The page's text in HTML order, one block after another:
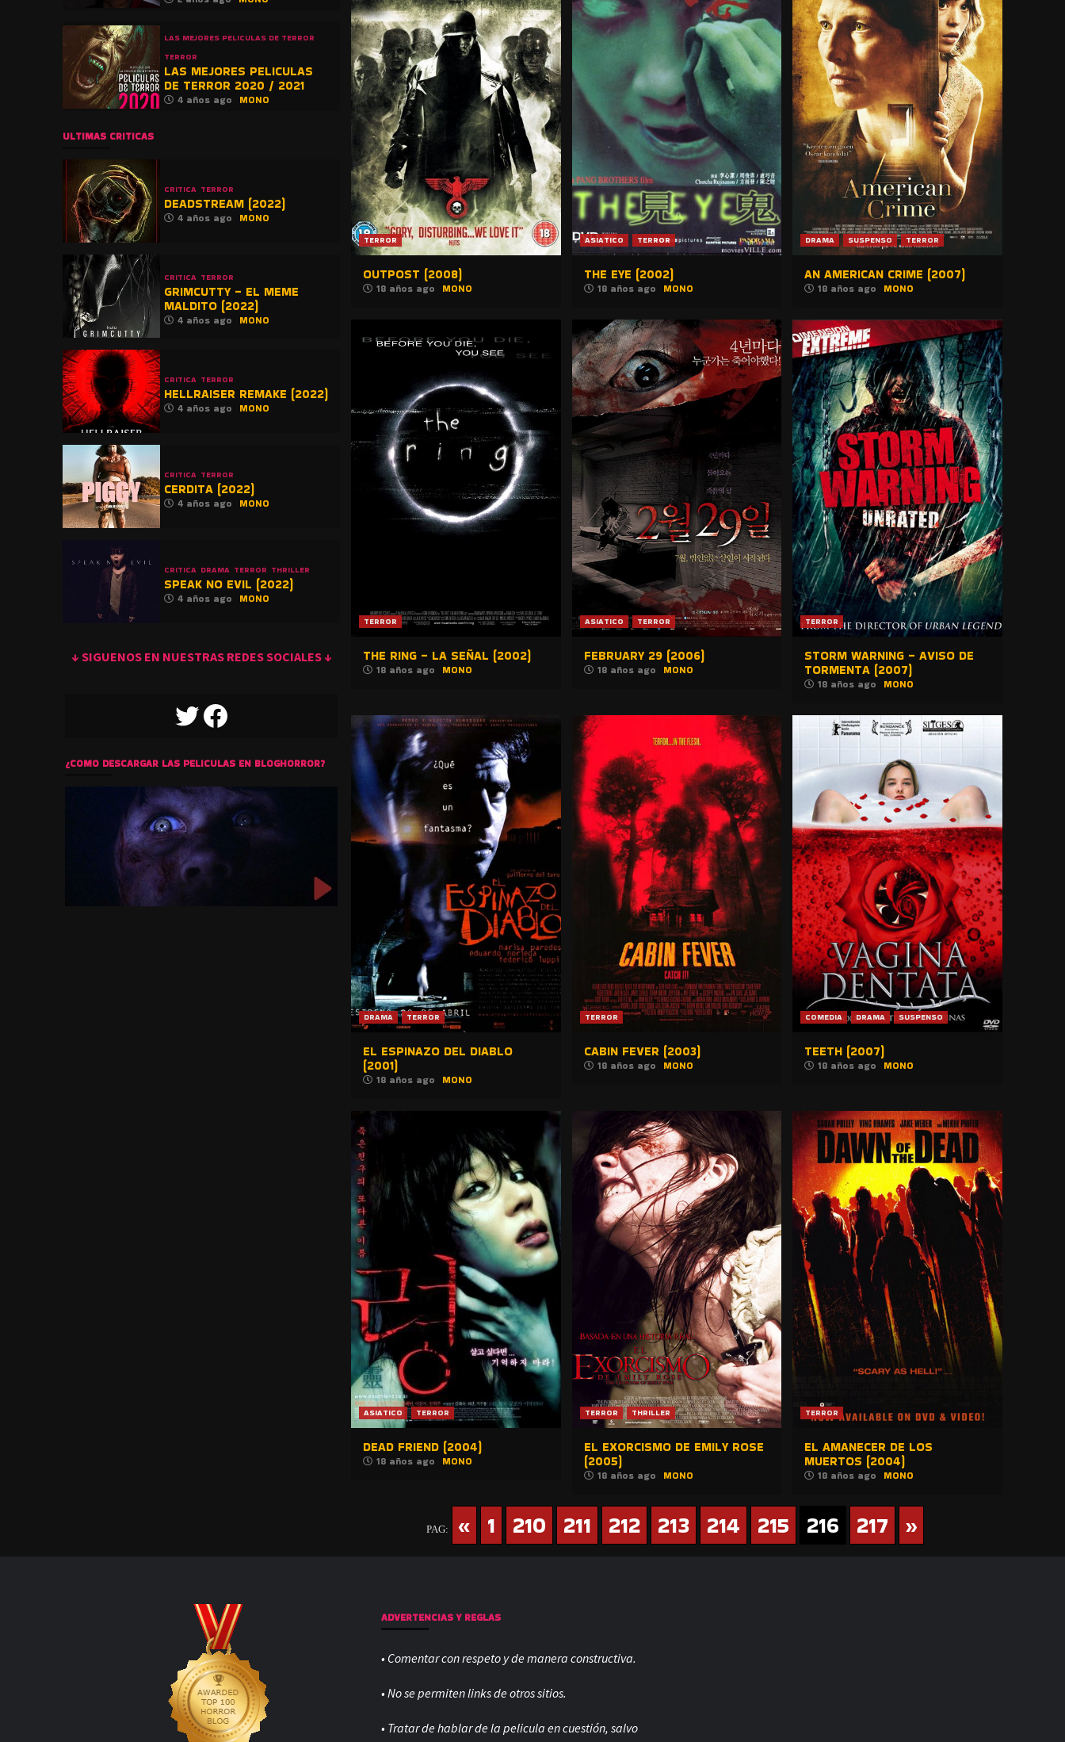
TERROR
OUTPOST (2008)
18 años ago MONO
ASIATICO TERROR
THE EYE (2002)
18 años ago MONO
DRAMA SUSPENSO TERROR
AN AMERICAN CRIME (2007)
18 años ago MONO
TERROR
THE RING – LA SEÑAL (2002)
18 años ago MONO
ASIATICO TERROR
FEBRUARY 29 (2006)
18 años ago MONO
TERROR
STORM WARNING – AVISO DE
TORMENTA (2007)
18 años ago MONO
DRAMA TERROR
EL ESPINAZO DEL DIABLO
(2001)
18 años ago MONO
TERROR
CABIN FEVER (2003)
18 años ago MONO
COMEDIA DRAMA SUSPENSO
TEETH (2007)
18 años ago MONO
ASIATICO TERROR
DEAD FRIEND (2004)
18 años ago MONO
TERROR THRILLER
EL EXORCISMO DE EMILY ROSE
(2005)
18 años ago MONO
TERROR
EL AMANECER DE LOS
MUERTOS (2004)
18 años ago MONO
PAG: « 1 210 211 212 213 214 215 216 217 »
LAS MEJORES PELICULAS DE TERROR
TERROR
LAS MEJORES PELICULAS
DE TERROR 2020 / 2021
4 años ago MONO
ULTIMAS CRITICAS
CRITICA TERROR
DEADSTREAM (2022)
4 años ago MONO
CRITICA TERROR
GRIMCUTTY – EL MEME
MALDITO (2022)
4 años ago MONO
CRITICA TERROR
HELLRAISER REMAKE (2022)
4 años ago MONO
CRITICA TERROR
CERDITA (2022)
4 años ago MONO
CRITICA DRAMA TERROR THRILLER
SPEAK NO EVIL (2022)
4 años ago MONO
↓ SIGUENOS EN NUESTRAS REDES SOCIALES ↓
TWITTERFACEBOOK
¿COMO DESCARGAR LAS PELICULAS EN BLOGHORROR?
ADVERTENCIAS Y REGLAS
• Comentar con respeto y de manera constructiva.
• No se permiten links de otros sitios.
• Tratar de hablar de la pelicula en cuestión, salvo